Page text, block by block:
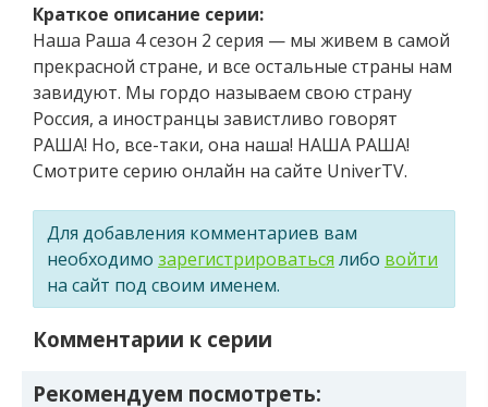
Краткое описание серии:
Наша Раша 4 сезон 2 серия — мы живем в самой
прекрасной стране, и все остальные страны нам
завидуют. Мы гордо называем свою страну
Россия, а иностранцы завистливо говорят
РАША! Но, все-таки, она наша! НАША РАША!
Смотрите серию онлайн на сайте UniverTV.
Для добавления комментариев вам
необходимо зарегистрироваться либо войти
на сайт под своим именем.
Комментарии к серии
Рекомендуем посмотреть: